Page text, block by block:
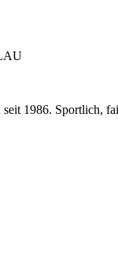
1986. Sportlich,